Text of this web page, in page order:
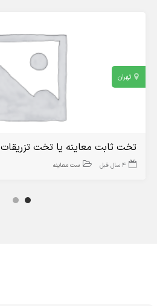
تهران
تخت ثابت معاینه یا تخت تزریقات
4 سال قبل ست معاینه